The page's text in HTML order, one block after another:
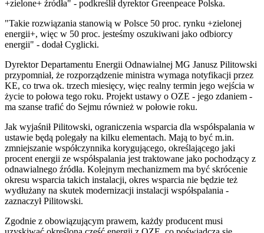
+zielone+ źródła" - podkreślił dyrektor Greenpeace Polska.
"Takie rozwiązania stanowią w Polsce 50 proc. rynku +zielonej
energii+, więc w 50 proc. jesteśmy oszukiwani jako odbiorcy
energii" - dodał Cyglicki.
Dyrektor Departamentu Energii Odnawialnej MG Janusz Pilitowski
przypomniał, że rozporządzenie ministra wymaga notyfikacji przez
KE, co trwa ok. trzech miesięcy, więc realny termin jego wejścia w
życie to połowa tego roku. Projekt ustawy o OZE - jego zdaniem -
ma szanse trafić do Sejmu również w połowie roku.
Jak wyjaśnił Pilitowski, ograniczenia wsparcia dla współspalania w
ustawie będą polegały na kilku elementach. Mają to być m.in.
zmniejszanie współczynnika korygującego, określającego jaki
procent energii ze współspalania jest traktowane jako pochodzący z
odnawialnego źródła. Kolejnym mechanizmem ma być skrócenie
okresu wsparcia takich instalacji, okres wsparcia nie będzie też
wydłużany na skutek modernizacji instalacji współspalania -
zaznaczył Pilitowski.
Zgodnie z obowiązującym prawem, każdy producent musi